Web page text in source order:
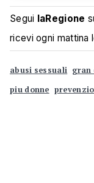
Segui laRegione
ricevi ogni mattina
abusi sessuali gran
piu donne